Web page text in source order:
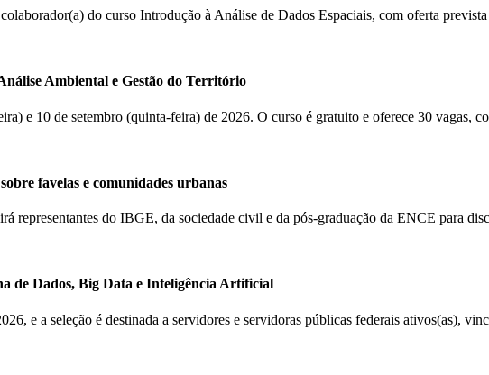
do curso Introdução à Análise de Dados Espaciais, com oferta
Ambiental e Gestão do Território
e 10 de setembro (quinta-feira) de 2026. O curso é gratuito e oferece 30 vagas,
favelas e comunidades urbanas
representantes do IBGE, da sociedade civil e da pós-graduação da ENCE para
de Dados, Big Data e Inteligência Artificial
e a seleção é destinada a servidores e servidoras públicas federais ativos(as),